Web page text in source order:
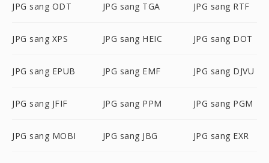
JPG sang ODT JPG sang TGA JPG sang RTF
JPG sang XPS JPG sang HEIC JPG sang DOT
JPG sang EPUB JPG sang EMF JPG sang DJVU
JPG sang JFIF JPG sang PPM JPG sang PGM
JPG sang MOBI JPG sang JBG JPG sang EXR